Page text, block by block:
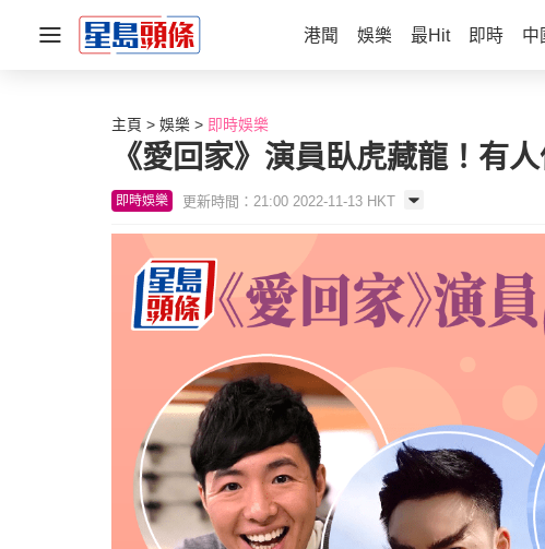
港聞 娛樂 最Hit 即時 中
主頁 娛樂 即時娛樂
《愛回家》演員臥虎藏龍！有
即時娛樂 更新時間：21:00 2022-11-13 HKT